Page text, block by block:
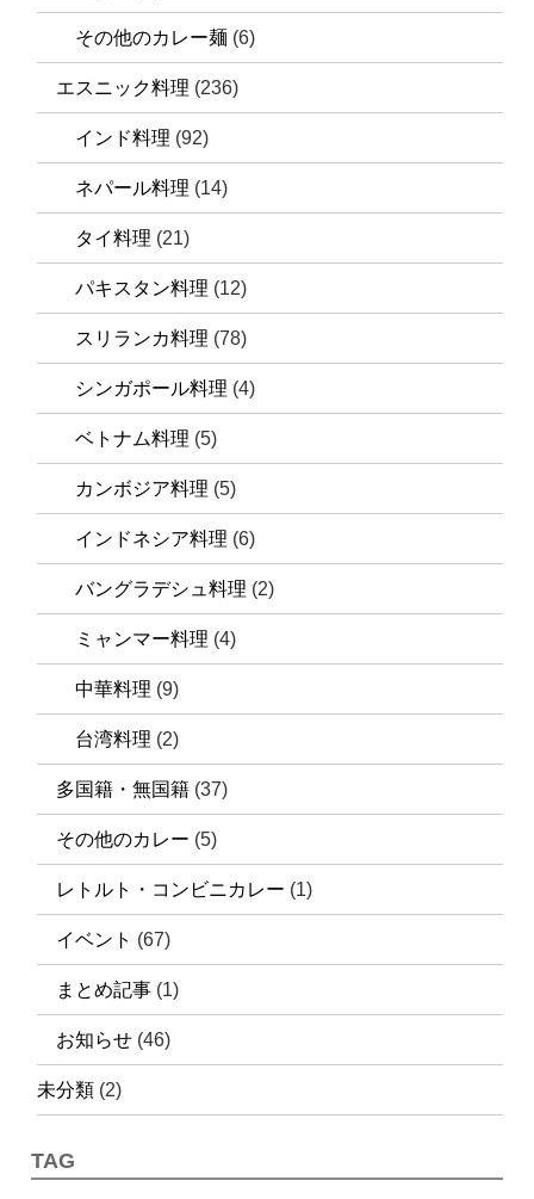
その他のカレー麺 (6)
エスニック料理 (236)
インド料理 (92)
ネパール料理 (14)
タイ料理 (21)
パキスタン料理 (12)
スリランカ料理 (78)
シンガポール料理 (4)
ベトナム料理 (5)
カンボジア料理 (5)
インドネシア料理 (6)
バングラデシュ料理 (2)
ミャンマー料理 (4)
中華料理 (9)
台湾料理 (2)
多国籍・無国籍 (37)
その他のカレー (5)
レトルト・コンビニカレー (1)
イベント (67)
まとめ記事 (1)
お知らせ (46)
未分類 (2)
TAG